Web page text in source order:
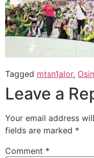
Tagged mtsn1alor,
Leave a
Your email address
fields are marked *
Comment *